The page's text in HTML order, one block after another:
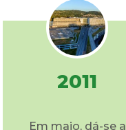
2011
Em maio, dá-se a